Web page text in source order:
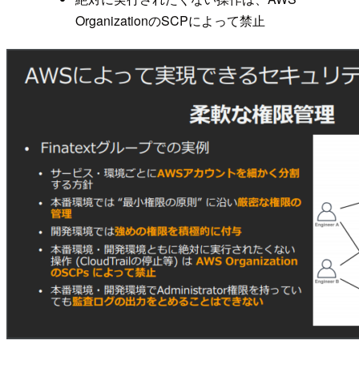
OrganizationのSCPによって禁止